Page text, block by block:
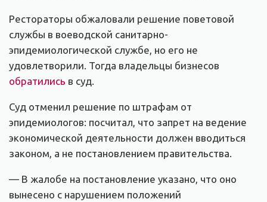
Рестораторы обжаловали решение поветовой
службы в воеводской санитарно-
эпидемиологической службе, но его не
удовлетворили. Тогда владельцы бизнесов
обратились в суд.
Суд отменил решение по штрафам от
эпидемиологов: посчитал, что запрет на ведение
экономической деятельности должен вводиться
законом, а не постановлением правительства.
— В жалобе на постановление указано, что оно
вынесено с нарушением положений